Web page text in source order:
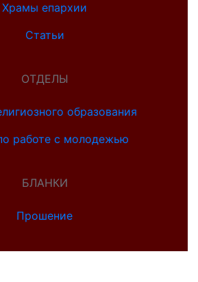
Храмы епархии
Статьи
ОТДЕЛЫ
образования
работе с молодежью
БЛАНКИ
Прошение